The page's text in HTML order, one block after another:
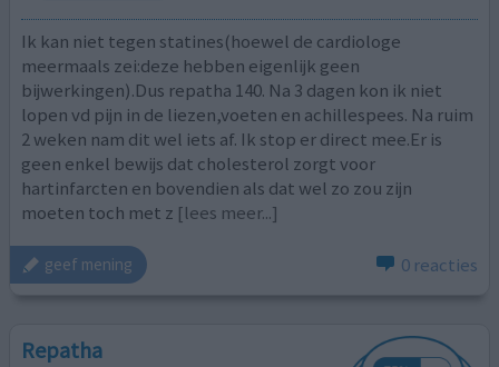
Ik kan niet tegen statines(hoewel de cardiologe
meermaals zei:deze hebben eigenlijk geen
bijwerkingen).Dus repatha 140. Na 3 dagen kon ik niet
lopen vd pijn in de liezen,voeten en achillespees. Na ruim
2 weken nam dit wel iets af. Ik stop er direct mee.Er is
geen enkel bewijs dat cholesterol zorgt voor
hartinfarcten en bovendien als dat wel zo zou zijn
moeten toch met z [lees meer...]
geef mening 0 reacties
Repatha